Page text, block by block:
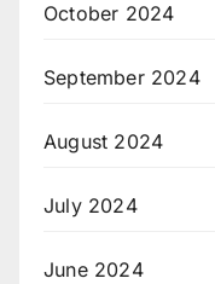
October 2024
September 2024
August 2024
July 2024
June 2024